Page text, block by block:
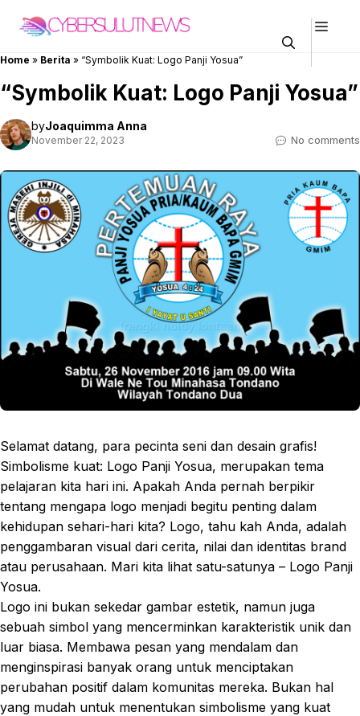
Home » Berita » “Symbolik Kuat: Logo Panji Yosua”
“Symbolik Kuat: Logo Panji Yosua”
byJoaquimma Anna
November 22, 2023 No comments
Selamat datang, para pecinta seni dan desain grafis!
Simbolisme kuat: Logo Panji Yosua, merupakan tema
pelajaran kita hari ini. Apakah Anda pernah berpikir
tentang mengapa logo menjadi begitu penting dalam
kehidupan sehari-hari kita? Logo, tahu kah Anda, adalah
penggambaran visual dari cerita, nilai dan identitas brand
atau perusahaan. Mari kita lihat satu-satunya – Logo Panji
Yosua.
Logo ini bukan sekedar gambar estetik, namun juga
sebuah simbol yang mencerminkan karakteristik unik dan
luar biasa. Membawa pesan yang mendalam dan
menginspirasi banyak orang untuk menciptakan
perubahan positif dalam komunitas mereka. Bukan hal
yang mudah untuk menentukan simbolisme yang kuat